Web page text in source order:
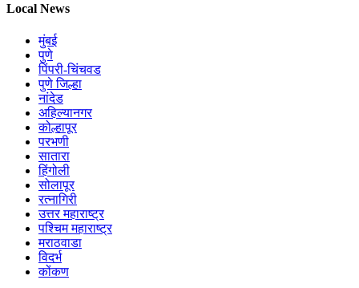
Local News
मुंबई
पुणे
पिंपरी-चिंचवड
पुणे जिल्हा
नांदेड
अहिल्यानगर
कोल्हापूर
परभणी
सातारा
हिंगोली
सोलापूर
रत्नागिरी
उत्तर महाराष्ट्र
पश्चिम महाराष्ट्र
मराठवाडा
विदर्भ
कोंकण